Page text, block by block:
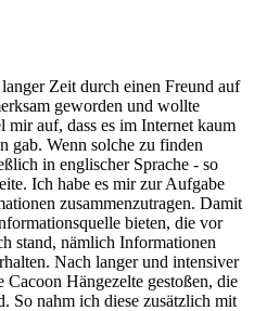
Zeit durch einen Freund auf
geworden und wollte
mir auf, dass es im Internet kaum
gab. Wenn solche zu finden
in englischer Sprache - so
Ich habe es mir zur Aufgabe
zusammenzutragen. Damit
bieten, die vor
stand, nämlich Informationen
Nach langer und intensiver
Hängezelte gestoßen, die
So nahm ich diese zusätzlich mit